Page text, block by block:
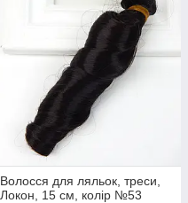
Волосся для ляльок, треси,
Локон, 15 см, колір №53